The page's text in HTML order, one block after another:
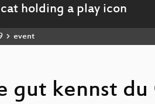
event
gut kennst du